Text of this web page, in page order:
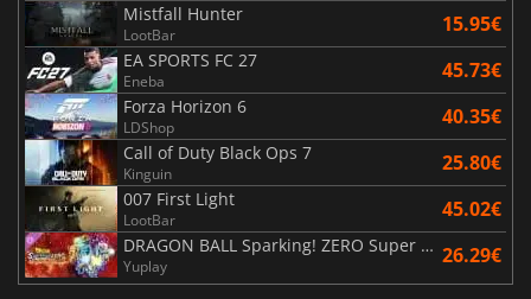
Mistfall Hunter
LootBar 15.95€
EA SPORTS FC 27
Eneba 45.73€
Forza Horizon 6
LDShop 40.35€
Call of Duty Black Ops 7
Kinguin 25.80€
007 First Light
LootBar 45.02€
DRAGON BALL Sparking! ZERO Super Limit Breaking NEO
Yuplay 26.29€